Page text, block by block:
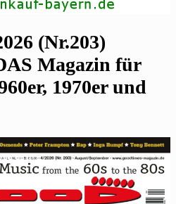
(Nr.203)
Magazin für
1970er und